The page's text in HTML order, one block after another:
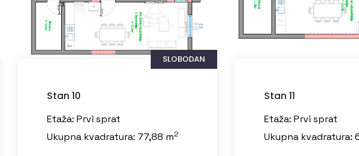
SLOBODAN
Stan 11
Etaža: Prvi sprat
Ukupna kvadratura: 65,67 m2
Stan 12
Etaža: Prvi sprat
Ukupna kvadratura: